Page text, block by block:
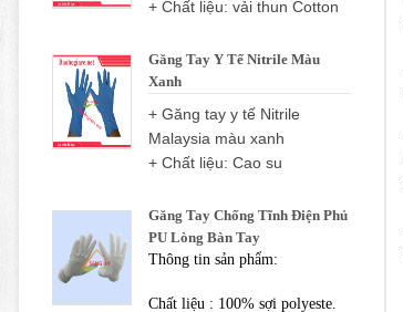
+ Chất liệu: vải thun Cotton
Găng Tay Y Tế Nitrile Màu
Xanh
+ Găng tay y tế Nitrile
Malaysia màu xanh
+ Chất liệu: Cao su
Găng Tay Chống Tĩnh Điện Phủ
PU Lòng Bàn Tay
Thông tin sản phẩm:
Chất liệu : 100% sợi polyeste.